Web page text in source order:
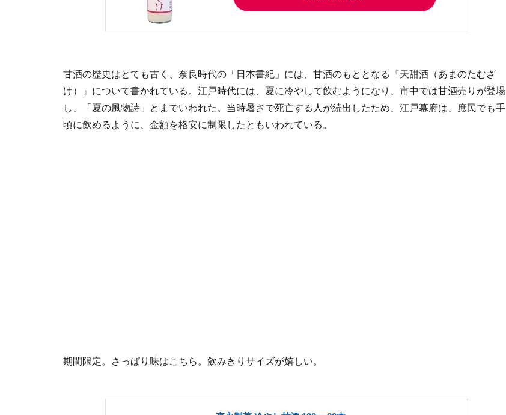
甘酒の歴史はとても古く、奈良時代の「日本書紀」には、甘酒のもととなる『天甜酒（あまのたむざ
け）』について書かれている。江戸時代には、夏に冷やして飲むようになり、市中では甘酒売りが登場
し、「夏の風物詩」とまでいわれた。当時暑さで死亡する人が続出したため、江戸幕府は、庶民でも手
頃に飲めるように、金額を格安に制限したともいわれている。
期間限定。さっぱり味はこちら。飲みきりサイズが嬉しい。